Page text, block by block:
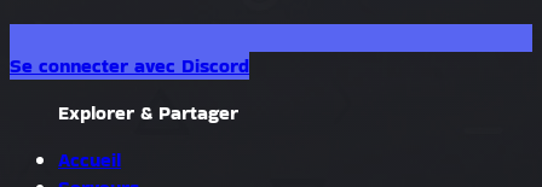
Se connecter avec Discord
Explorer & Partager
Accueil